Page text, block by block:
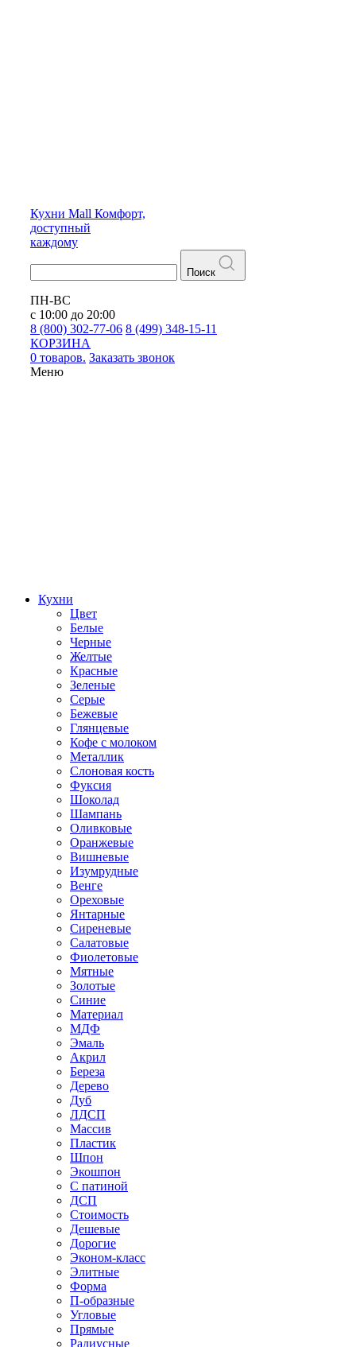
Кухни Mall Комфорт,
доступный
каждому
Поиск
ПН-ВС
с 10:00 до 20:00
8 (800) 302-77-06 8 (499) 348-15-11
КОРЗИНА
0 товаров. Заказать звонок
Меню
Кухни
Цвет
Белые
Черные
Желтые
Красные
Зеленые
Серые
Бежевые
Глянцевые
Кофе с молоком
Металлик
Слоновая кость
Фуксия
Шоколад
Шампань
Оливковые
Оранжевые
Вишневые
Изумрудные
Венге
Ореховые
Янтарные
Сиреневые
Салатовые
Фиолетовые
Мятные
Золотые
Синие
Материал
МДФ
Эмаль
Акрил
Береза
Дерево
Дуб
ЛДСП
Массив
Пластик
Шпон
Экошпон
С патиной
ДСП
Стоимость
Дешевые
Дорогие
Эконом-класс
Элитные
Форма
П-образные
Угловые
Прямые
Радиусные